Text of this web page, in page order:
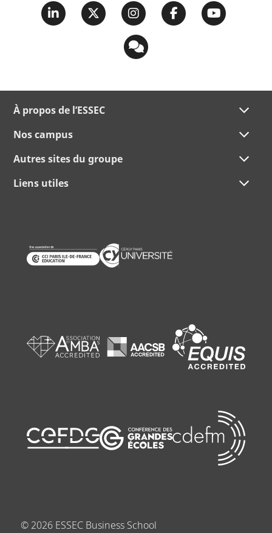
À propos de l’ESSEC
Nos campus
Autres sites du groupe
Liens utiles
© 2026 ESSEC Business School